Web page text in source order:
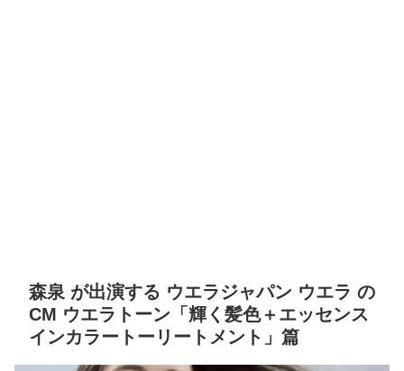
森泉 が出演する ウエラジャパン ウエラ の
CM ウエラトーン「輝く髪色＋エッセンス
インカラートーリートメント」篇